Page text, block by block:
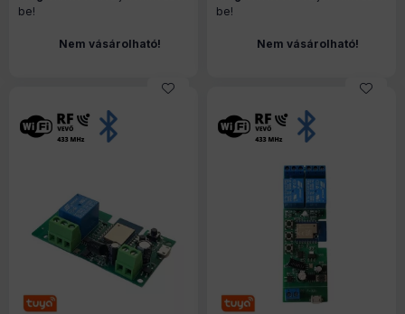
be!
Nem vásárolható!
be!
Nem vásárolható!